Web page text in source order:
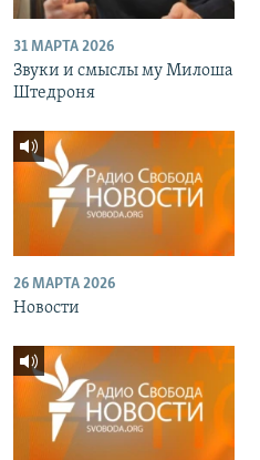
31 МАРТА 2026
Звуки и смыслы му Милоша
Штедроня
26 МАРТА 2026
Новости